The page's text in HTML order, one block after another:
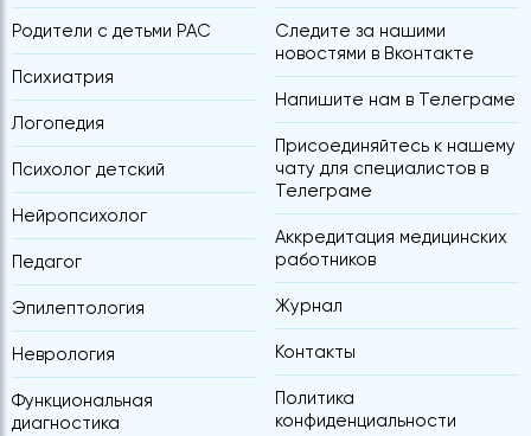
Родители с детьми РАС
Психиатрия
Логопедия
Психолог детский
Нейропсихолог
Педагог
Эпилептология
Неврология
Функциональная
диагностика
Следите за нашими
новостями в Вконтакте
Напишите нам в Телеграме
Присоединяйтесь к нашему
чату для специалистов в
Телеграме
Аккредитация медицинских
работников
Журнал
Контакты
Политика
конфиденциальности